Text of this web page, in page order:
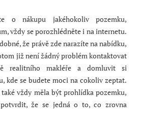
o nákupu jakéhokoliv pozemku,
vždy se porozhlédněte i na internetu.
že právě zde narazíte na nabídku,
již není žádný problém kontaktovat
realitního makléře a domluvit si
kde se budete moci na cokoliv zeptat.
vždy měla být prohlídka pozemku,
že se jedná o to, co zrovna